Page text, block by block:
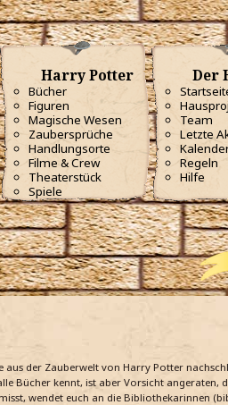
Harry Potter
Bücher
Figuren
Magische Wesen
Zaubersprüche
Handlungsorte
Filme & Crew
Theaterstück
Spiele
Der
Team
Letzte
Regeln
Hilfe
der Zauberwelt von Harry Potter
Bücher kennt, ist aber Vorsicht angeraten,
wendet euch an die Bibliothekarinnen